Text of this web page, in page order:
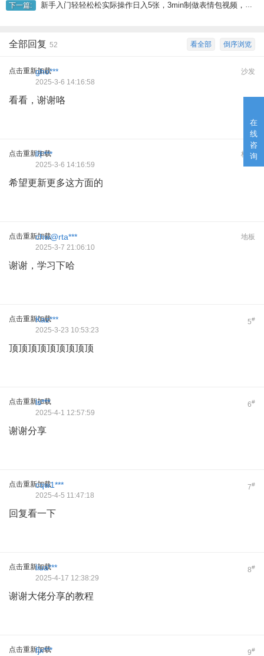
在
线
咨
询
下一篇: 新手入门轻轻松松实际操作日入5张，3min制做表情包视频，完成两份盈利
倒序浏览
看全部
全部回复 52
点击重新加载 沙发
gho***
2025-3-6 14:16:58
看看，谢谢咯
点击重新加载 板凳
叶***
2025-3-6 14:16:59
希望更新更多这方面的
点击重新加载 地板
chw@rta***
2025-3-7 21:06:10
谢谢，学习下哈
点击重新加载 5#
Kaz***
2025-3-23 10:53:23
顶顶顶顶顶顶顶顶顶
点击重新加载 6#
ls***
2025-4-1 12:57:59
谢谢分享
点击重新加载 7#
cqw1***
2025-4-5 11:47:18
回复看一下
点击重新加载 8#
liua***
2025-4-17 12:38:29
谢谢大佬分享的教程
点击重新加载 9#
fjx***